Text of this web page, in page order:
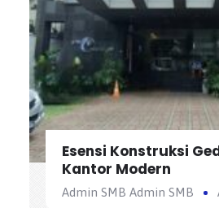
Esensi Konstruksi
Kantor Modern
Admin SMB Admin SMB